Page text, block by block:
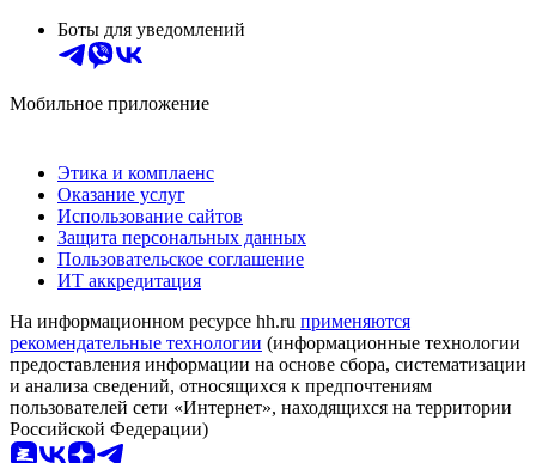
Боты для уведомлений
Мобильное приложение
Этика и комплаенс
Оказание услуг
Использование сайтов
Защита персональных данных
Пользовательское соглашение
ИТ аккредитация
На информационном ресурсе hh.ru применяются
рекомендательные технологии (информационные технологии
предоставления информации на основе сбора, систематизации
и анализа сведений, относящихся к предпочтениям
пользователей сети «Интернет», находящихся на территории
Российской Федерации)